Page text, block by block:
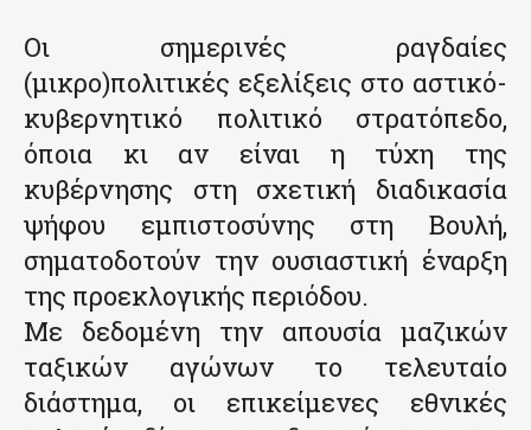
Οι σημερινές ραγδαίες
(μικρο)πολιτικές εξελίξεις στο αστικό-
κυβερνητικό πολιτικό στρατόπεδο,
όποια κι αν είναι η τύχη της
κυβέρνησης στη σχετική διαδικασία
ψήφου εμπιστοσύνης στη Βουλή,
σηματοδοτούν την ουσιαστική έναρξη
της προεκλογικής περιόδου.
Με δεδομένη την απουσία μαζικών
ταξικών αγώνων το τελευταίο
διάστημα, οι επικείμενες εθνικές